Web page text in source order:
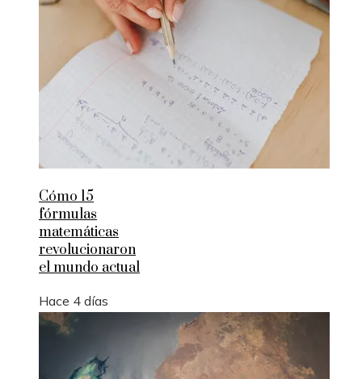
Cómo 15
fórmulas
matemáticas
revolucionaron
el mundo actual
Hace 4 días